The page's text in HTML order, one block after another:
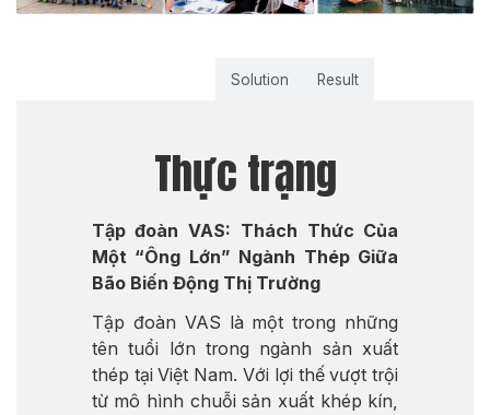
Solution Result
Thực trạng
Tập đoàn VAS: Thách Thức Của
Một “Ông Lớn” Ngành Thép Giữa
Bão Biến Động Thị Trường
Tập đoàn VAS là một trong những
tên tuổi lớn trong ngành sản xuất
thép tại Việt Nam. Với lợi thế vượt trội
từ mô hình chuỗi sản xuất khép kín,